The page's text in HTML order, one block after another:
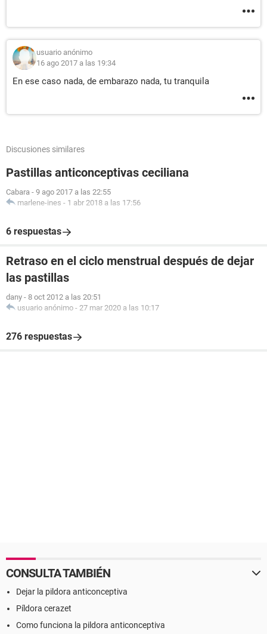
usuario anónimo
16 ago 2017 a las 19:34
En ese caso nada, de embarazo nada, tu tranquila
Discusiones similares
Pastillas anticonceptivas ceciliana
Cabara - 9 ago 2017 a las 22:55
marlene-ines - 1 abr 2018 a las 17:56
6 respuestas
Retraso en el ciclo menstrual después de dejar
las pastillas
dany - 8 oct 2012 a las 20:51
usuario anónimo - 27 mar 2020 a las 10:17
276 respuestas
CONSULTA TAMBIÉN
Dejar la pildora anticonceptiva
Píldora cerazet
Como funciona la pildora anticonceptiva